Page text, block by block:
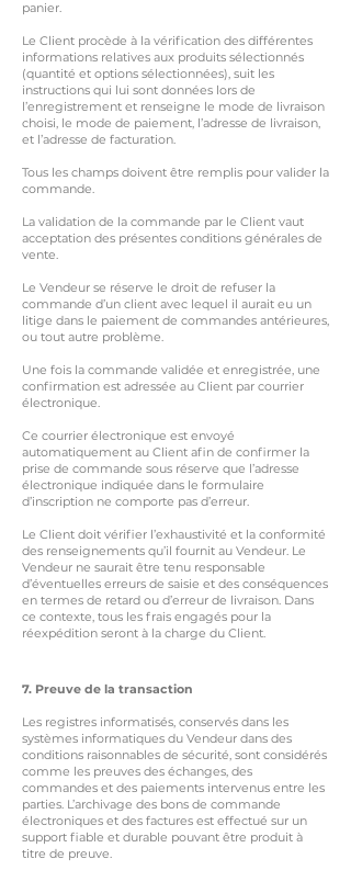
panier.
Le Client procède à la vérification des différentes
informations relatives aux produits sélectionnés
(quantité et options sélectionnées), suit les
instructions qui lui sont données lors de
l’enregistrement et renseigne le mode de livraison
choisi, le mode de paiement, l’adresse de livraison,
et l’adresse de facturation.
Tous les champs doivent être remplis pour valider la
commande.
La validation de la commande par le Client vaut
acceptation des présentes conditions générales de
vente.
Le Vendeur se réserve le droit de refuser la
commande d’un client avec lequel il aurait eu un
litige dans le paiement de commandes antérieures,
ou tout autre problème.
Une fois la commande validée et enregistrée, une
confirmation est adressée au Client par courrier
électronique.
Ce courrier électronique est envoyé
automatiquement au Client afin de confirmer la
prise de commande sous réserve que l’adresse
électronique indiquée dans le formulaire
d’inscription ne comporte pas d’erreur.
Le Client doit vérifier l’exhaustivité et la conformité
des renseignements qu’il fournit au Vendeur. Le
Vendeur ne saurait être tenu responsable
d’éventuelles erreurs de saisie et des conséquences
en termes de retard ou d’erreur de livraison. Dans
ce contexte, tous les frais engagés pour la
réexpédition seront à la charge du Client.
7. Preuve de la transaction
Les registres informatisés, conservés dans les
systèmes informatiques du Vendeur dans des
conditions raisonnables de sécurité, sont considérés
comme les preuves des échanges, des
commandes et des paiements intervenus entre les
parties. L’archivage des bons de commande
électroniques et des factures est effectué sur un
support fiable et durable pouvant être produit à
titre de preuve.